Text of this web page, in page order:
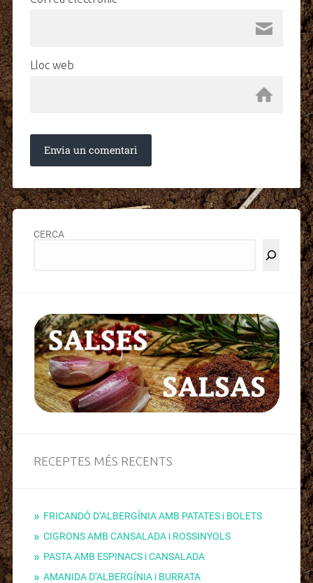
Lloc web
CERCA
RECEPTES MÉS RECENTS
FRICANDÓ D’ALBERGÍNIA AMB PATATES i BOLETS
CIGRONS AMB CANSALADA i ROSSINYOLS
PASTA AMB ESPINACS i CANSALADA
AMANIDA D’ALBERGÍNIA i BURRATA